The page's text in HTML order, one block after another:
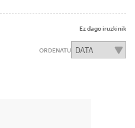
Ez dago iruzkinik
ORDENATU